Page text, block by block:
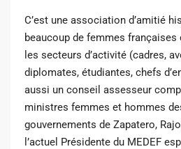
C’est une association d’amitié
beaucoup de femmes
les secteurs d’activité (cadres,
diplomates, étudiantes, chefs
aussi un conseil assesseur
ministres femmes et hommes
gouvernements de Zapatero,
l’actuel Présidente du MEDEF